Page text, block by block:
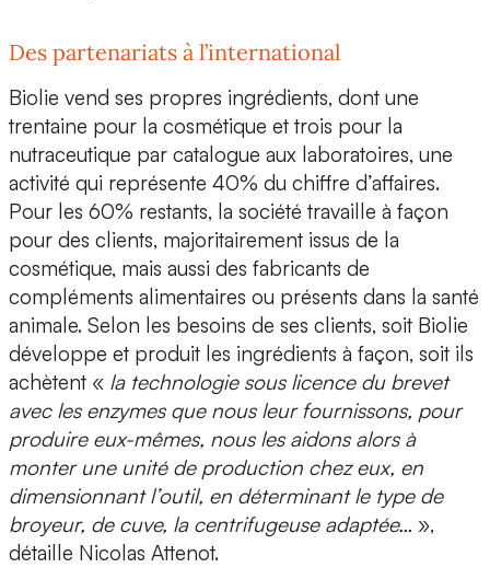
Des partenariats à l’international
Biolie vend ses propres ingrédients, dont une
trentaine pour la cosmétique et trois pour la
nutraceutique par catalogue aux laboratoires, une
activité qui représente 40% du chiffre d’affaires.
Pour les 60% restants, la société travaille à façon
pour des clients, majoritairement issus de la
cosmétique, mais aussi des fabricants de
compléments alimentaires ou présents dans la santé
animale. Selon les besoins de ses clients, soit Biolie
développe et produit les ingrédients à façon, soit ils
achètent « la technologie sous licence du brevet
avec les enzymes que nous leur fournissons, pour
produire eux-mêmes, nous les aidons alors à
monter une unité de production chez eux, en
dimensionnant l’outil, en déterminant le type de
broyeur, de cuve, la centrifugeuse adaptée… »,
détaille Nicolas Attenot.